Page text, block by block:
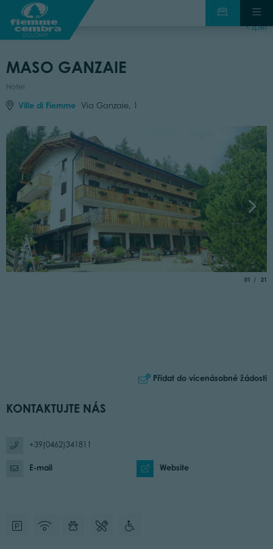
zpět
MASO GANZAIE
Hotel
Ville di Fiemme Via Ganzaie, 1
01 of
21
Přidat do vícenásobné žádosti
KONTAKTUJTE NÁS
+39(0462)341811
E-mail Website